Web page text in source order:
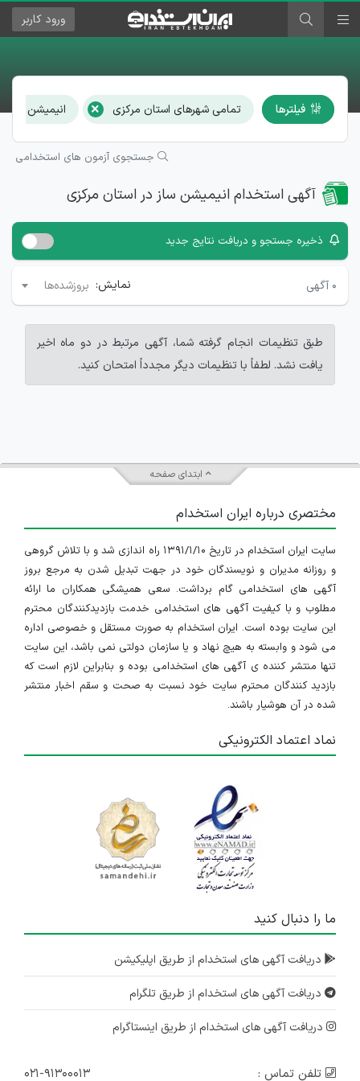
ورود کاربر
فیلترها تمامی شهرهای استان مرکزی × انیمیشن ساز
جستجوی آزمون های استخدامی
آگهی استخدام انیمیشن ساز در استان مرکزی
ذخیره جستجو و دریافت نتایج جدید
۰ آگهی نمایش: بروزشده‌ها
طبق تنظیمات انجام گرفته شما، آگهی مرتبط در دو ماه اخیر
یافت نشد. لطفاً با تنظیمات دیگر مجدداً امتحان کنید.
ابتدای صفحه
مختصری درباره ایران استخدام
سایت ایران استخدام در تاریخ ۱۳۹۱/۱/۱۰ راه اندازی شد و با تلاش گروهی
و روزانه مدیران و نویسندگان خود در جهت تبدیل شدن به مرجع بروز
آگهی های استخدامی گام برداشت. سعی همیشگی همکاران ما ارائه
مطلوب و با کیفیت آگهی های استخدامی خدمت بازدیدکنندگان محترم
این سایت بوده است. ایران استخدام به صورت مستقل و خصوصی اداره
می شود و وابسته به هیچ نهاد و یا سازمان دولتی نمی باشد، این سایت
تنها منتشر کننده ی آگهی های استخدامی بوده و بنابراین لازم است که
بازدید کنندگان محترم سایت خود نسبت به صحت و سقم اخبار منتشر
شده در آن هوشیار باشند.
نماد اعتماد الکترونیکی
ما را دنبال کنید
دریافت آگهی های استخدام از طریق اپلیکیشن
دریافت آگهی های استخدام از طریق تلگرام
دریافت آگهی های استخدام از طریق اینستاگرام
تلفن تماس : ۰۲۱-۹۱۳۰۰۰۱۳